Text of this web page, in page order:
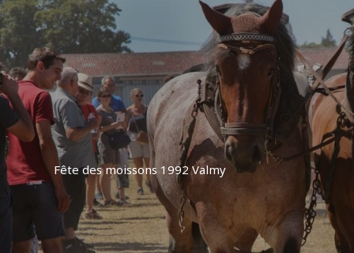
Fête des moissons 1992 Valmy